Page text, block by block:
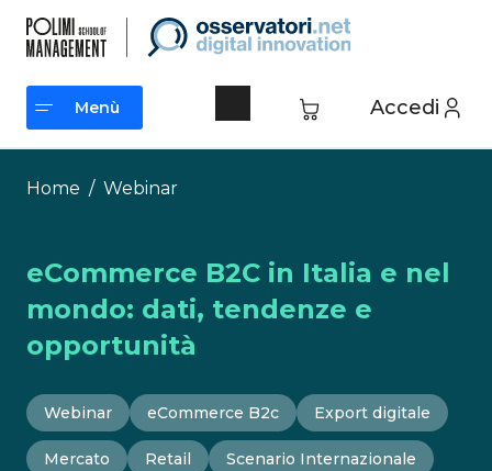
contenuto
Accedi
Menù
Menù
Home / Webinar
eCommerce B2C in Italia e nel
mondo: dati, tendenze e
opportunità
Webinar eCommerce B2c Export digitale
Mercato Retail Scenario Internazionale